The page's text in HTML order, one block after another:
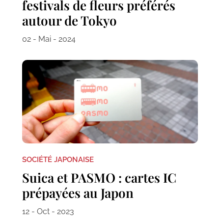
festivals de fleurs préférés
autour de Tokyo
02 - Mai - 2024
SOCIÉTÉ JAPONAISE
Suica et PASMO : cartes IC
prépayées au Japon
12 - Oct - 2023